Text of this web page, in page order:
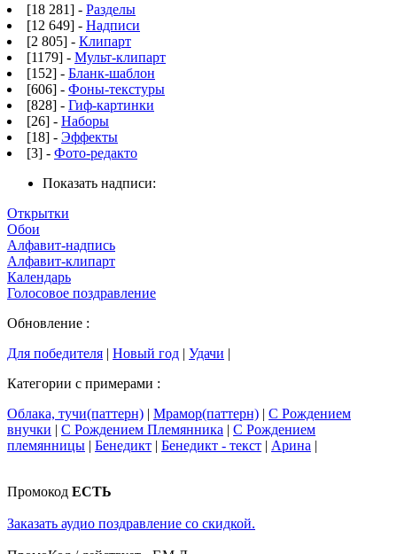
[18 281] - Разделы
[12 649] - Надписи
[2 805] - Клипарт
[1179] - Мульт-клипарт
[152] - Бланк-шаблон
[606] - Фоны-текстуры
[828] - Гиф-картинки
[26] - Наборы
[18] - Эффекты
[3] - Фото-редакто
Показать надписи:
Открытки
Обои
Алфавит-надпись
Алфавит-клипарт
Календарь
Голосовое поздравление
Обновление :
Для победителя | Новый год | Удачи |
Категории с примерами :
Облака, тучи(паттерн) | Мрамор(паттерн) | С Рождением
внучки | С Рождением Племянника | С Рождением
племянницы | Бенедикт | Бенедикт - текст | Арина |
Промокод ЕСТЬ
Заказать аудио поздравление со скидкой.